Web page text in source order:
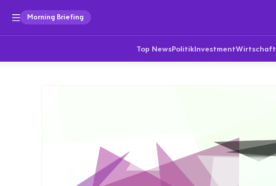
Morning Briefing
Top NewsPolitikInvestmentWirtschaft